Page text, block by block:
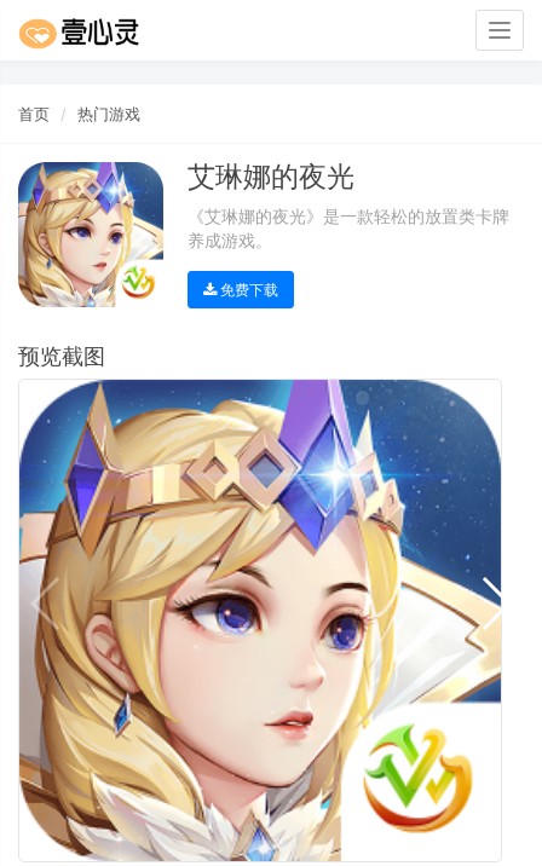
首页 热门游戏
艾琳娜的夜光
《艾琳娜的夜光》是一款轻松的放置类卡牌
养成游戏。
免费下载
预览截图